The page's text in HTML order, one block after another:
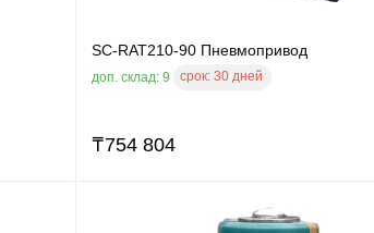
SC-RAT210-90 Пневмопривод
доп. склад: 9 срок: 30 дней
₸754 804